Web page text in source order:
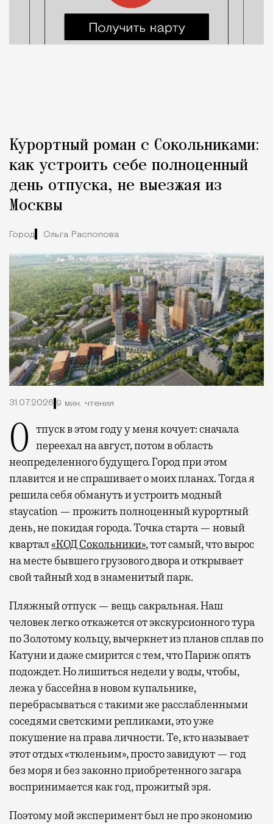
Курортный роман с Сокольниками:
как устроить себе полноценный
день отпуска, не выезжая из
Москвы
Город Ольга Распопова
31.07.2026 9 мин. чтения
Отпуск в этом году у меня кочует: сначала переехал на август, потом в область
неопределенного будущего. Город при этом
плавится и не спрашивает о моих планах. Тогда я
решила себя обмануть и устроить модный
staycation — прожить полноценный курортный
день, не покидая города. Точка старта — новый
квартал«КОД Сокольники», тот самый, что вырос
на месте бывшего грузового двора и открывает
свой тайный ход в знаменитый парк.
Пляжный отпуск — вещь сакральная. Наш
человек легко откажется от экскурсионного тура
по Золотому кольцу, вычеркнет из планов сплав по
Катуни и даже смирится с тем, что Париж опять
подождет. Но лишиться недели у воды, чтобы,
лежа у бассейна в новом купальнике,
перебрасываться с такими же расслабленными
соседями светскими репликами, это уже
покушение на права личности. Те, кто называет
этот отдых «тюленьим», просто завидуют — год
без моря и без законно приобретенного загара
воспринимается как год, прожитый зря.
Поэтому мой эксперимент был не про экономию